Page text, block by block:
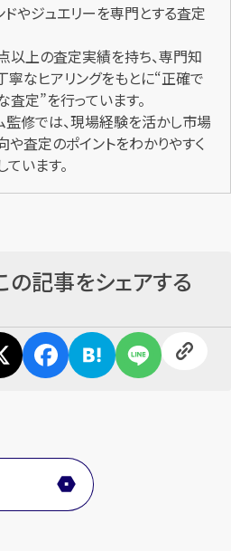
ドやジュエリーを専門とする査定
以上の査定実績を持ち、専門知
寧なヒアリングをもとに“正確で
査定”を行っています。
監修では、現場経験を活かし市場
や査定のポイントをわかりやすく
ています。
の記事をシェアする